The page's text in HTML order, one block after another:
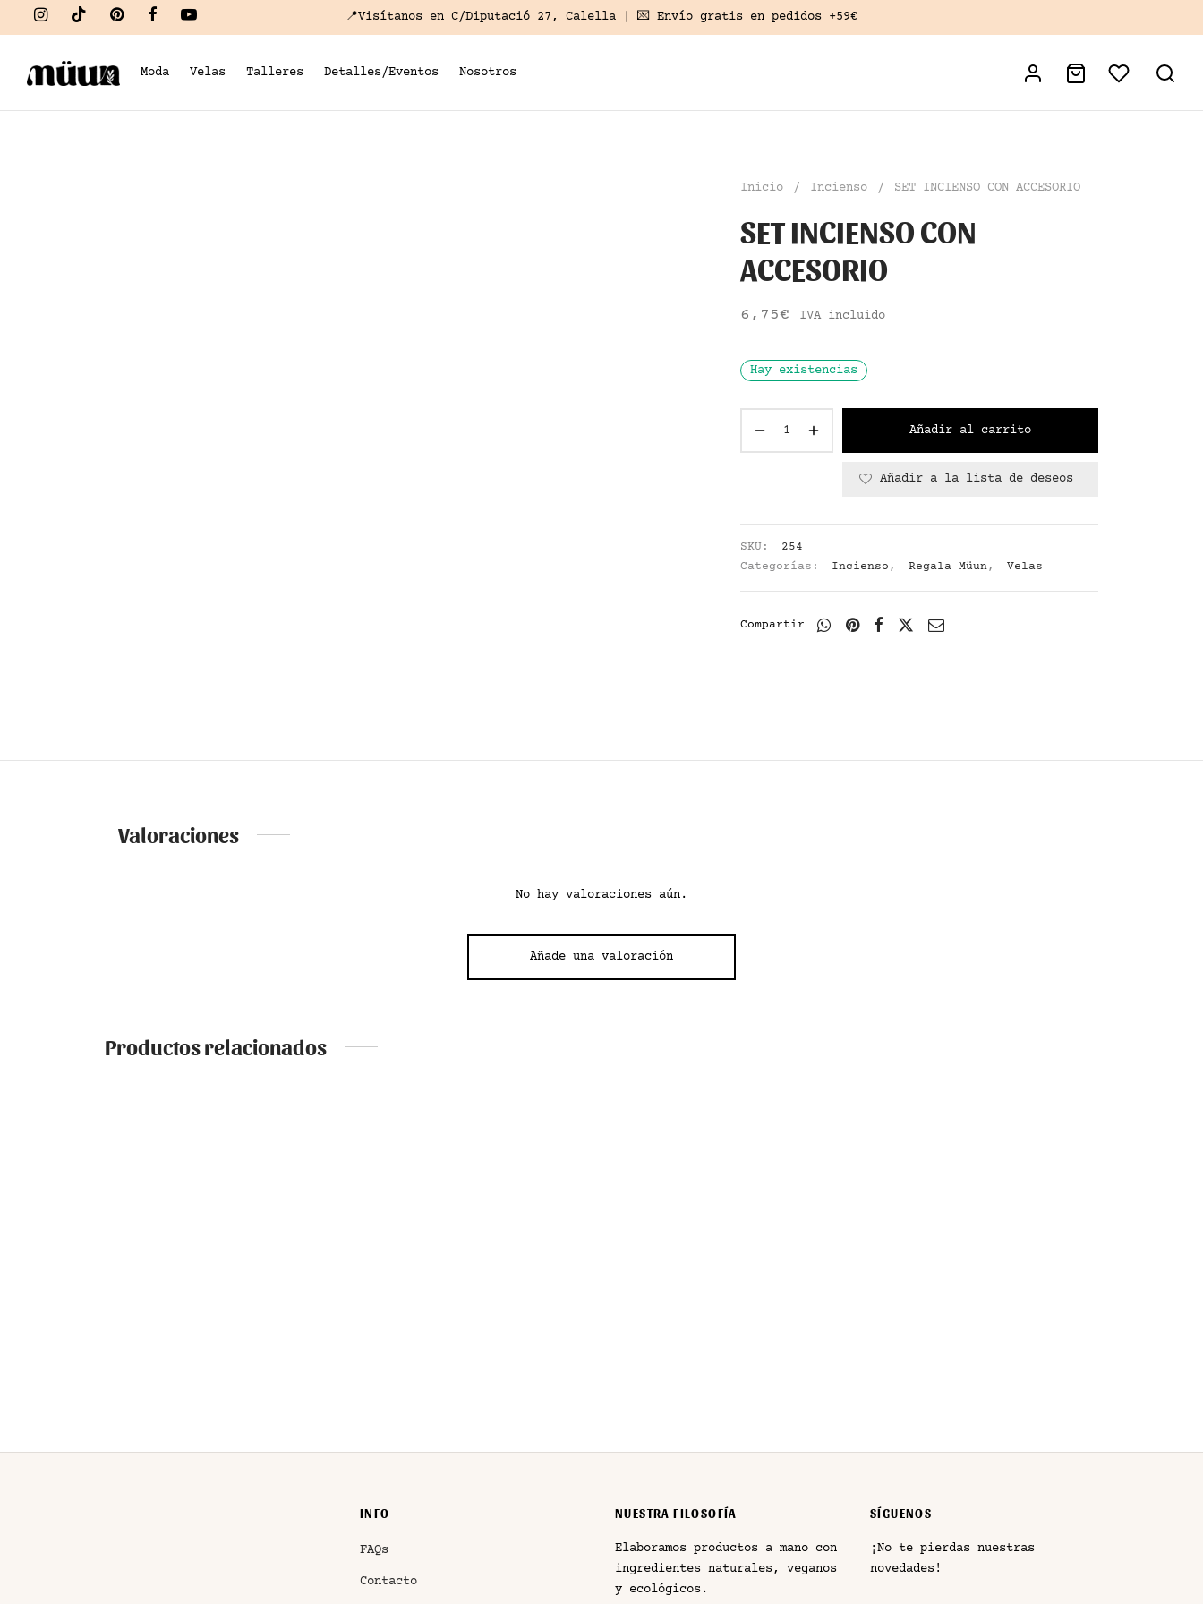
📍Visítanos en C/Diputació 27, Calella| 💌 Envío gratis en pedidos +59€
Moda Velas Talleres Detalles/Eventos Nosotros
Inicio / Incienso / SET INCIENSO CON ACCESORIO
SET INCIENSO CON
ACCESORIO
6,75€ IVA incluido
Hay existencias
Añadir al carrito
Añadir a la lista de deseos
SKU:
254
Categorías:
Incienso , Regala Müun, Velas
Compartir
Valoraciones
No hay valoraciones aún.
Añade una valoración
Productos relacionados
INFO
FAQs
Contacto
NUESTRA FILOSOFÍA
Elaboramos productos a mano con
ingredientes naturales, veganos
y ecológicos.
SÍGUENOS
¡No te pierdas nuestras
novedades!